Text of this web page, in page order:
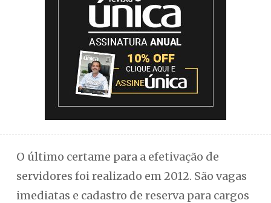
O último certame para a efetivação de
servidores foi realizado em 2012. São vagas
imediatas e cadastro de reserva para cargos